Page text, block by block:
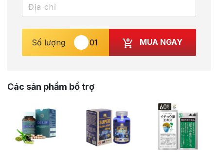
Số lượng MUA NGAY
Các sản phẩm bổ trợ